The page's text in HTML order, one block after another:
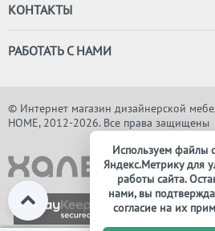
КОНТАКТЫ
РАБОТАТЬ С НАМИ
© Интернет магазин дизайнерской
HOME, 2012-2026. Все права защищены
Используем файлы
Яндекс.Метрику для
работы сайта.
нами, вы
согласие на их